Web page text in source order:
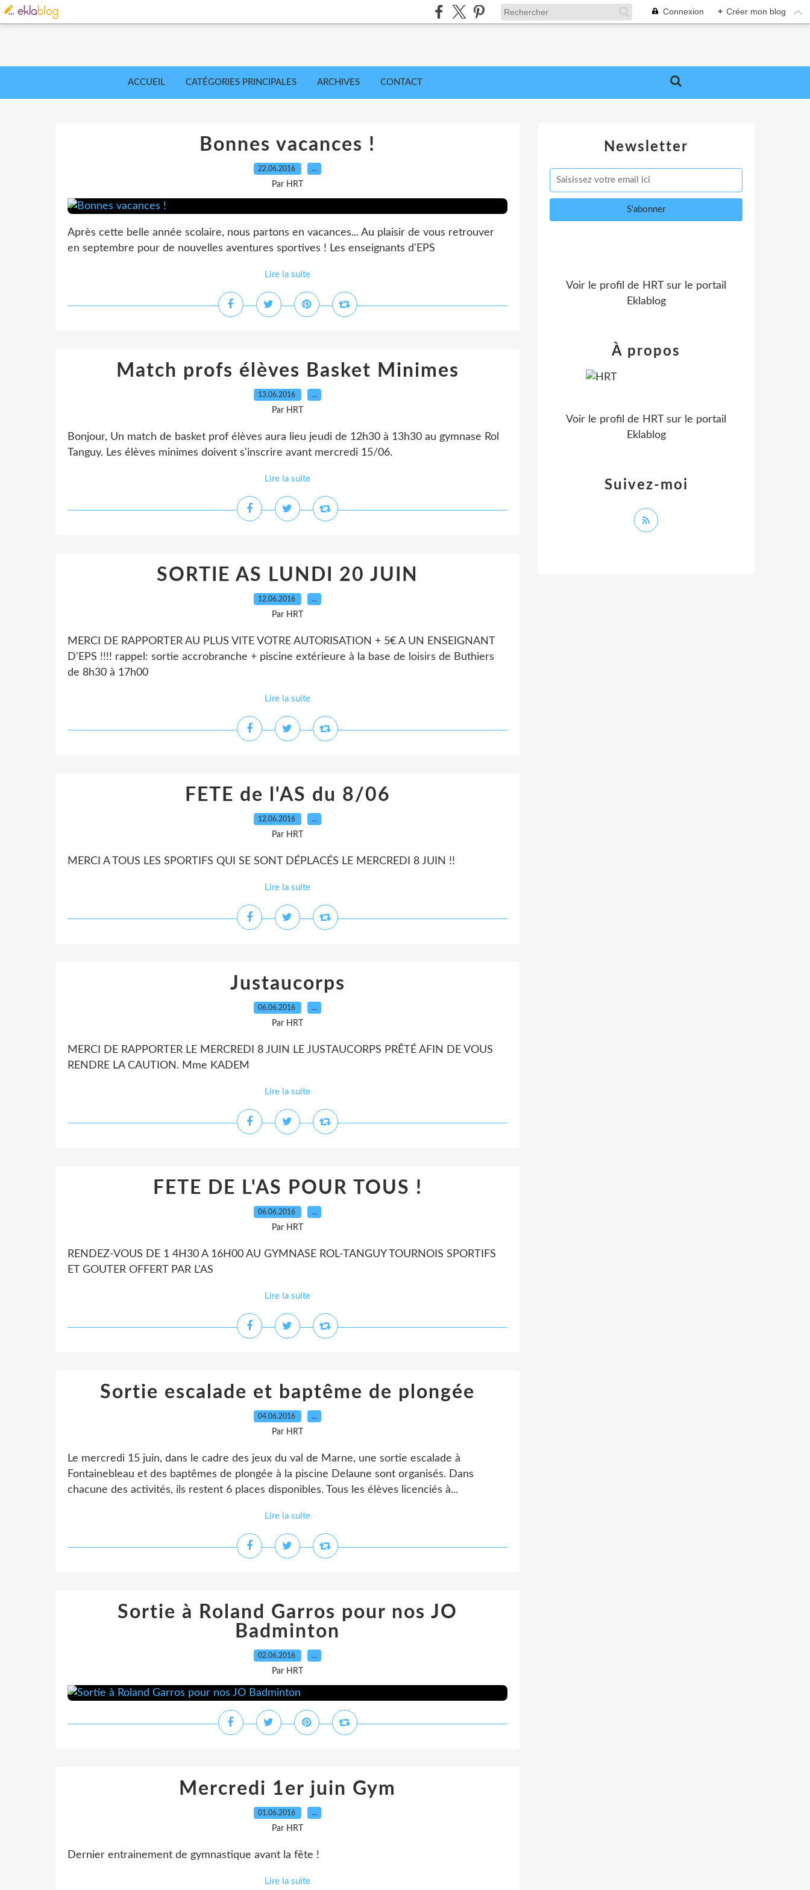
Connexion + Créer mon blog
ACCUEIL CATÉGORIES PRINCIPALES ARCHIVES CONTACT
Bonnes vacances !
22.06.2016 …
Par HRT
Après cette belle année scolaire, nous partons en vacances... Au plaisir de vous retrouver
en septembre pour de nouvelles aventures sportives ! Les enseignants d'EPS
Lire la suite
Match profs élèves Basket Minimes
13.06.2016 …
Par HRT
Bonjour, Un match de basket prof élèves aura lieu jeudi de 12h30 à 13h30 au gymnase Rol
Tanguy. Les élèves minimes doivent s'inscrire avant mercredi 15/06.
Lire la suite
SORTIE AS LUNDI 20 JUIN
12.06.2016 …
Par HRT
MERCI DE RAPPORTER AU PLUS VITE VOTRE AUTORISATION + 5€ A UN ENSEIGNANT
D'EPS !!!! rappel: sortie accrobranche + piscine extérieure à la base de loisirs de Buthiers
de 8h30 à 17h00
Lire la suite
FETE de l'AS du 8/06
12.06.2016 …
Par HRT
MERCI A TOUS LES SPORTIFS QUI SE SONT DÉPLACÉS LE MERCREDI 8 JUIN !!
Lire la suite
Justaucorps
06.06.2016 …
Par HRT
MERCI DE RAPPORTER LE MERCREDI 8 JUIN LE JUSTAUCORPS PRÊTÉ AFIN DE VOUS
RENDRE LA CAUTION. Mme KADEM
Lire la suite
FETE DE L'AS POUR TOUS !
06.06.2016 …
Par HRT
RENDEZ-VOUS DE 1 4H30 A 16H00 AU GYMNASE ROL-TANGUY TOURNOIS SPORTIFS
ET GOUTER OFFERT PAR L'AS
Lire la suite
Sortie escalade et baptême de plongée
04.06.2016 …
Par HRT
Le mercredi 15 juin, dans le cadre des jeux du val de Marne, une sortie escalade à
Fontainebleau et des baptêmes de plongée à la piscine Delaune sont organisés. Dans
chacune des activités, ils restent 6 places disponibles. Tous les élèves licenciés à...
Lire la suite
Sortie à Roland Garros pour nos JO
Badminton
02.06.2016 …
Par HRT
Mercredi 1er juin Gym
01.06.2016 …
Par HRT
Dernier entrainement de gymnastique avant la fête !
Lire la suite
Newsletter
Voir le profil de HRT sur le portail
Eklablog
Suivez-moi
À propos
Voir le profil de HRT sur le portail
Eklablog